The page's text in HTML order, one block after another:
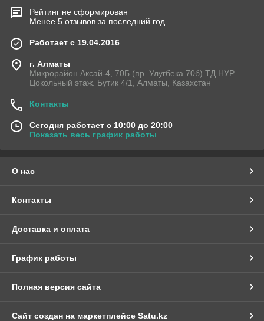
Рейтинг не сформирован
Менее 5 отзывов за последний год
Работает с 19.04.2016
г. Алматы
Микрорайон Аксай-4, 70Б (пр. Улугбека 70б) ТД НУР.
Цокольный этаж. Бутик 4/1, Алматы, Казахстан
Контакты
Сегодня работает с 10:00 до 20:00
Показать весь график работы
О нас
Контакты
Доставка и оплата
График работы
Полная версия сайта
Сайт создан на маркетплейсе Satu.kz